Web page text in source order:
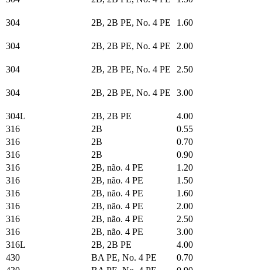
304 2B, 2B PE, No. 4 PE 1.60
304 2B, 2B PE, No. 4 PE 2.00
304 2B, 2B PE, No. 4 PE 2.50
304 2B, 2B PE, No. 4 PE 3.00
304L 2B, 2B PE
4.00
316
2B
0.55
316
2B
0.70
316
2B
0.90
316
2B, não. 4 PE
1.20
316
2B, não. 4 PE
1.50
316
2B, não. 4 PE
1.60
316
2B, não. 4 PE
2.00
316
2B, não. 4 PE
2.50
316
2B, não. 4 PE
3.00
316L
2B, 2B PE
4.00
430
BA PE, No. 4 PE
0.70